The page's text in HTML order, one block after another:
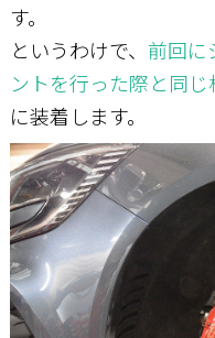
す。
というわけで、 前回に
ントを行った際と同じ
に装着します。